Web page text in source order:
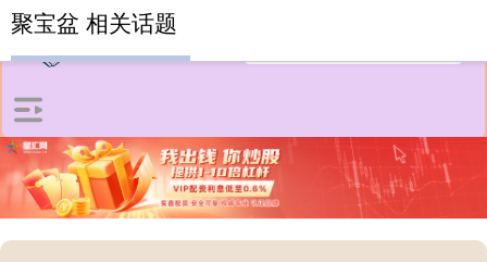
聚宝盆 相关话题